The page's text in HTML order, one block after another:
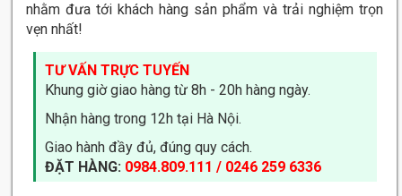
nhằm đưa tới khách hàng sản phẩm và trải nghiệm trọn
vẹn nhất!
TƯ VẤN TRỰC TUYẾN
Khung giờ giao hàng từ 8h - 20h hàng ngày.
Nhận hàng trong 12h tại Hà Nội.
Giao hành đầy đủ, đúng quy cách.
ĐẶT HÀNG: 0984.809.111 / 0246 259 6336